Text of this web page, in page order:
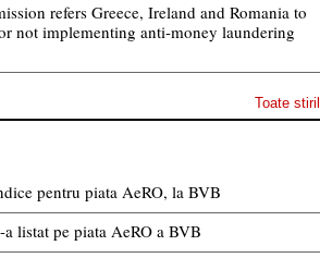
refers Greece, Ireland and Romania to
not implementing anti-money laundering
Toate
pentru piata AeRO, la BVB
listat pe piata AeRO a BVB